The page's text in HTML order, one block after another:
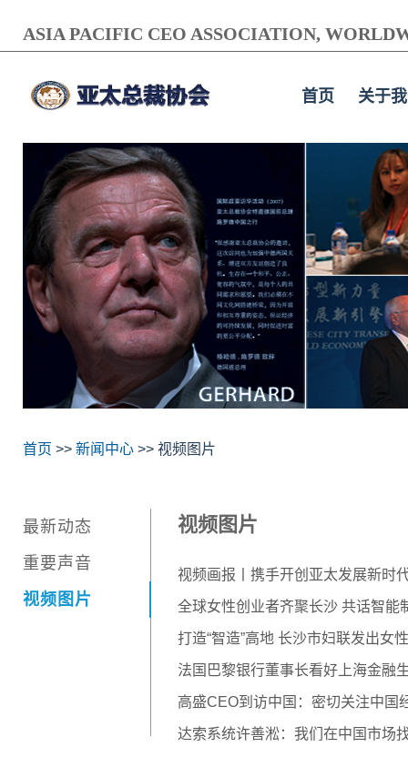
ASIA PACIFIC CEO ASSOCIATION,
首页 关于
首页 >> 新闻中心 >> 视频图片
最新动态
重要声音
视频图片
视频图片
视频画报丨携手开创亚太发展新时
全球女性创业者齐聚长沙 共话智能
打造“智造”高地 长沙市妇联发出女
法国巴黎银行董事长看好上海金融
高盛CEO到访中国：密切关注中国
达索系统许善淞：我们在中国市场